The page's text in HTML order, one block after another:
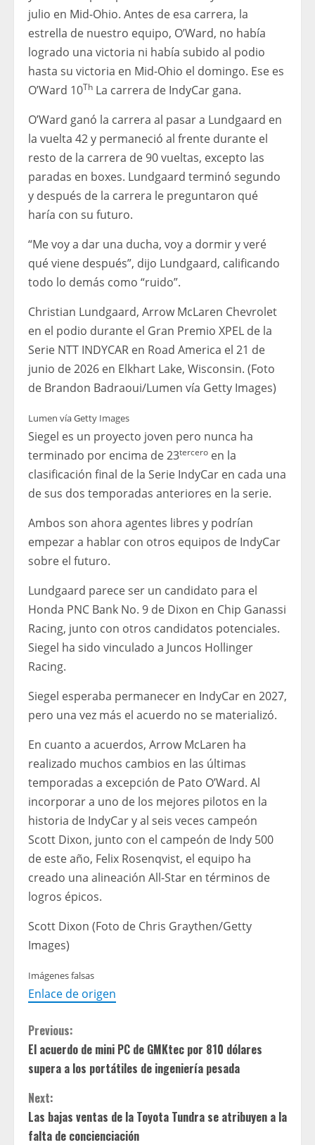
julio en Mid-Ohio. Antes de esa carrera, la
estrella de nuestro equipo, O’Ward, no había
logrado una victoria ni había subido al podio
hasta su victoria en Mid-Ohio el domingo. Ese es
O’Ward 10Th La carrera de IndyCar gana.
O’Ward ganó la carrera al pasar a Lundgaard en
la vuelta 42 y permaneció al frente durante el
resto de la carrera de 90 vueltas, excepto las
paradas en boxes. Lundgaard terminó segundo
y después de la carrera le preguntaron qué
haría con su futuro.
“Me voy a dar una ducha, voy a dormir y veré
qué viene después”, dijo Lundgaard, calificando
todo lo demás como “ruido”.
Christian Lundgaard, Arrow McLaren Chevrolet
en el podio durante el Gran Premio XPEL de la
Serie NTT INDYCAR en Road America el 21 de
junio de 2026 en Elkhart Lake, Wisconsin. (Foto
de Brandon Badraoui/Lumen vía Getty Images)
Lumen vía Getty Images
Siegel es un proyecto joven pero nunca ha
terminado por encima de 23tercero en la
clasificación final de la Serie IndyCar en cada una
de sus dos temporadas anteriores en la serie.
Ambos son ahora agentes libres y podrían
empezar a hablar con otros equipos de IndyCar
sobre el futuro.
Lundgaard parece ser un candidato para el
Honda PNC Bank No. 9 de Dixon en Chip Ganassi
Racing, junto con otros candidatos potenciales.
Siegel ha sido vinculado a Juncos Hollinger
Racing.
Siegel esperaba permanecer en IndyCar en 2027,
pero una vez más el acuerdo no se materializó.
En cuanto a acuerdos, Arrow McLaren ha
realizado muchos cambios en las últimas
temporadas a excepción de Pato O’Ward. Al
incorporar a uno de los mejores pilotos en la
historia de IndyCar y al seis veces campeón
Scott Dixon, junto con el campeón de Indy 500
de este año, Felix Rosenqvist, el equipo ha
creado una alineación All-Star en términos de
logros épicos.
Scott Dixon (Foto de Chris Graythen/Getty
Images)
Imágenes falsas
Enlace de origen
C
o
n
t
Previous:
El acuerdo de mini PC de GMKtec por 810 dólares
supera a los portátiles de ingeniería pesada
Next:
Las bajas ventas de la Toyota Tundra se atribuyen a la
falta de concienciación